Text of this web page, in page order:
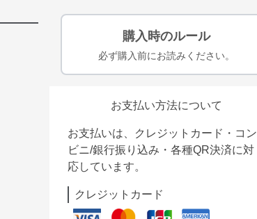
購入時のルール
必ず購入前にお読みください。
お支払い方法について
お支払いは、クレジットカード・コン
ビニ/銀行振り込み・各種QR決済に対
応しています。
クレジットカード